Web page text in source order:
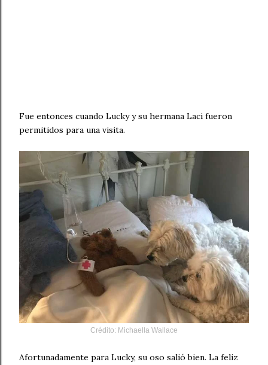
Fue entonces cuando Lucky y su hermana Laci fueron
permitidos para una visita.
Crédito: Michaella Wallace
Afortunadamente para Lucky, su oso salió bien. La feliz